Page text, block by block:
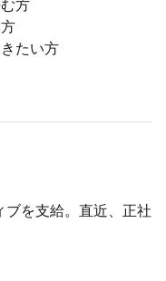
方
たい方
を支給。直近、正社